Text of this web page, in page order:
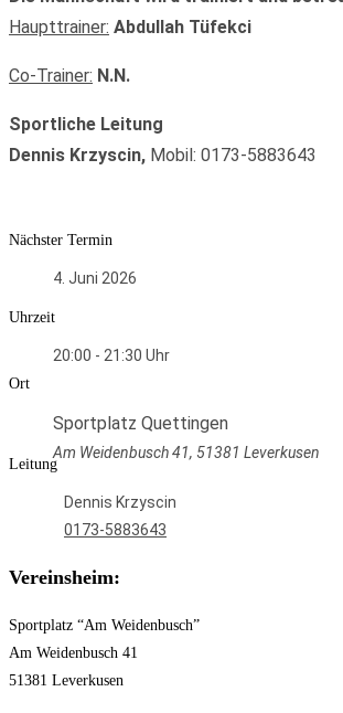
Haupttrainer: Abdullah Tüfekci
Co-Trainer: N.N.
Sportliche Leitung
Dennis Krzyscin, Mobil: 0173-5883643
Nächster Termin
4. Juni 2026
Uhrzeit
20:00 - 21:30
Ort
Sportplatz Quettingen
Am Weidenbusch 41, 51381 Leverkusen
Leitung
Dennis Krzyscin
0173-5883643
Vereinsheim:
Sportplatz “Am Weidenbusch”
Am Weidenbusch 41
51381 Leverkusen